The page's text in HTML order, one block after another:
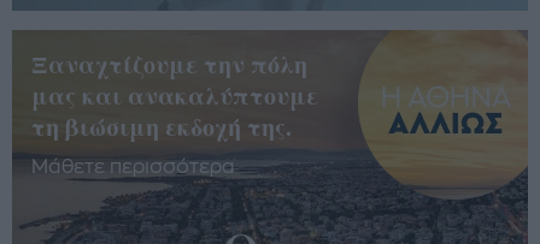
Ξαναχτίζουμε την πόλη
μας και ανακαλύπτουμε
τη βιώσιμη εκδοχή της.
Μάθετε περισσότερα